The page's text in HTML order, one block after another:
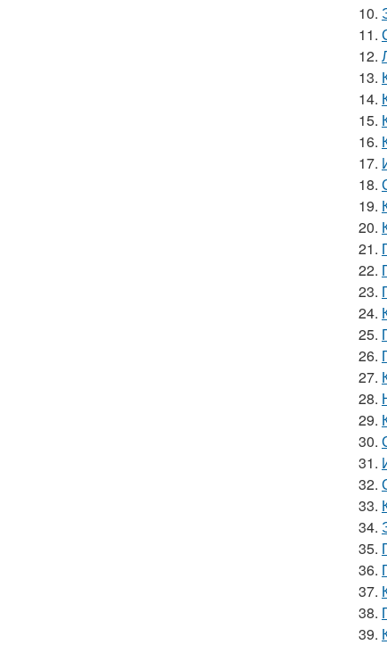
10.
11.
12.
13.
14.
15.
16.
17.
18.
19.
20.
21.
22.
23.
24.
25.
26.
27.
28.
29.
30.
31.
32.
33.
34.
35.
36.
37.
38.
39.